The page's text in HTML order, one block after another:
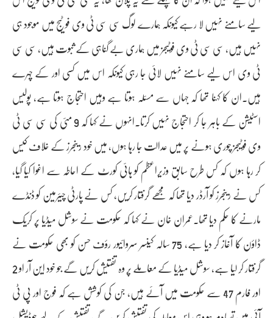
لیے سامنے نہیں لا رہے کیونکہ ہمارے لوگ سی سی ٹی وی فوٹیج میں موجود ہی
نہیں ہیں، سی سی ٹی وی فوٹیجز میں ہماری بے گناہی کے ثبوت ہیں، سی سی
ٹی وی اس لیے سامنے نہیں لائی جا رہی کیونکہ اس میں کسی اور کے چہرے
ہیں۔ان کا کہنا تھا کہ جہاں سے مسئلہ ہوتا ہے وہیں احتجاج ہوتا ہے، پولیس
اسٹیشن کے باہر جا کر احتجاج نہیں کرتا۔انہوں نے کہا کہ 9 مئی کی سی سی ٹی
وی فوٹیجز چوری ہونے پر میں عدالت جا رہا ہوں، میں خود رینجرز کے خلاف کیس
کر رہا ہوں کہ کس طرح سابق وزیراعظم کو ہائی کورٹ کے احاطہ سے اغوا کیا گیا،
کس نے رینجرز کو آرڈر دیا تھا کہ مجھے گرفتار کریں، کس نے پارٹی چیئرمین کو ڈنڈے
مارنے کا حکم دیا تھا۔عمران خان نے کہا کہ حکومت نے سوشل میڈیا پر کریک
ڈاؤن کا آغاز کر دیا ہے، 75 سالہ کینسر سروائیور رؤف حسن کو بھی حکومت نے
گرفتار کر لیا ہے، سوشل میڈیا کے معاملے پر وہ تفتیش کریں گے جو خود این آر او 2
اور فارم 47 سے حکومت میں آئے ہیں، جن کی کوشش ہے کہ فوج اور پی ٹی